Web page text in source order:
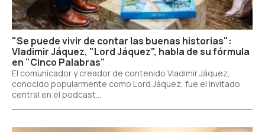
"Se puede vivir de contar las buenas historias":
Vladimir Jáquez, "Lord Jáquez", habla de su fórmula
en "Cinco Palabras"
El comunicador y creador de contenido Vladimir Jáquez,
conocido popularmente como Lord Jáquez, fue el invitado
central en el podcast...